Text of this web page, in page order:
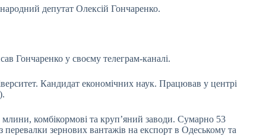
депутат Олексій Гончаренко.
Гончаренко у своєму телеграм-каналі.
Кандидат економічних наук. Працював у центрі
млини, комбікормові та круп’яний заводи. Сумарно 53
перевалки зернових вантажів на експорт в Одеському та